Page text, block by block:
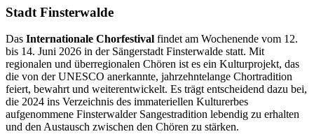
Stadt Finsterwalde
Das Internationale Chorfestival findet am Wochenende vom 12.
bis 14. Juni 2026 in der Sängerstadt Finsterwalde statt. Mit
regionalen und überregionalen Chören ist es ein Kulturprojekt, das
die von der UNESCO anerkannte, jahrzehntelange Chortradition
feiert, bewahrt und weiterentwickelt. Es trägt entscheidend dazu bei,
die 2024 ins Verzeichnis des immateriellen Kulturerbes
aufgenommene Finsterwalder Sangestradition lebendig zu erhalten
und den Austausch zwischen den Chören zu stärken.